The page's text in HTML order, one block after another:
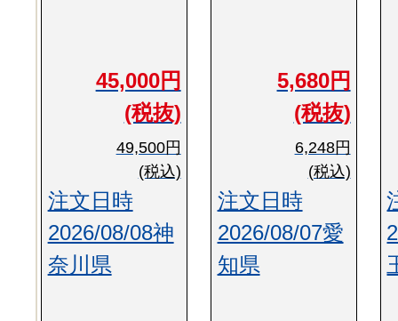
45,000円
(税抜)
49,500円
(税込)
注文日時
2026/08/08神
奈川県
5,680円
(税抜)
6,248円
(税込)
注文日時
2026/08/07愛
知県